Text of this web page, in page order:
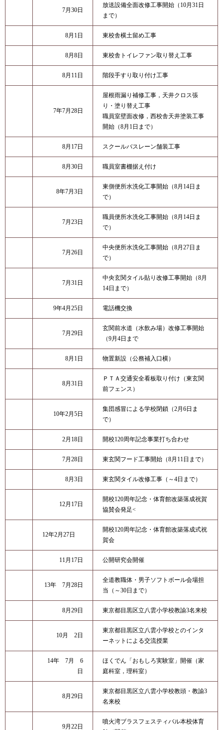
7月30日
放送設備全面改修工事開始（10月31日
まで）
8月1日 東校舎横土留め工事
8月8日 東校舎トイレファン取り替え工事
8月11日 階段手すり取り付け工事
7年7月28日
屋根雨漏り補修工事，天井クロス張
り・塗り替え工事
​職員室壁面改修，西校舎天井塗装工事
開始（8月1日まで）
8月17日 スクールバスレーン舗装工事
8月30日 職員室書棚据え付け
8年7月3日
東側便所水洗化工事開始（8月14日ま
で）
7月23日
職員便所水洗化工事開始（8月14日ま
で）
7月26日
中央便所水洗化工事開始（8月27日ま
で）
7月31日
中央玄関タイル貼り改修工事開始（8月
14日まで）
9年4月25日 電話機交換
7月29日
玄関前水道（水飲み場）改修工事開始
（9月4日まで
8月1日 物置新設（公務補入口横）
8月31日
ＰＴＡ交通安全看板取り付け（東玄関
前フェンス）
10年2月5日
集団感冒による学校閉鎖（2月6日ま
で）
2月18日 開校120周年記念事業打ち合わせ
7月28日 東玄関フード工事開始（8月11日まで）
8月3日 東玄関タイル改修工事（～4日まで）
12月17日
開校120周年記念・体育館改築落成祝賀
協賛会発足<
12年2月27日
開校120周年記念・体育館改築落成式祝
賀会
11月17日 公開研究会開催
13年 7月28日
全道教職体・男子ソフトボール会場担
当（～30日まで）
8月29日 東京都目黒区立八雲小学校教諭3名来校
10月 2日
東京都目黒区立八雲小学校とのインタ
ーネットによる交流授業
14年 7月 6
日
ほくでん「おもしろ実験室」開催（家
庭科室，理科室）
8月29日
東京都目黒区立八雲小学校教頭・教諭3
名来校
9月22日
噴火湾ブラスフェスティバル本校体育